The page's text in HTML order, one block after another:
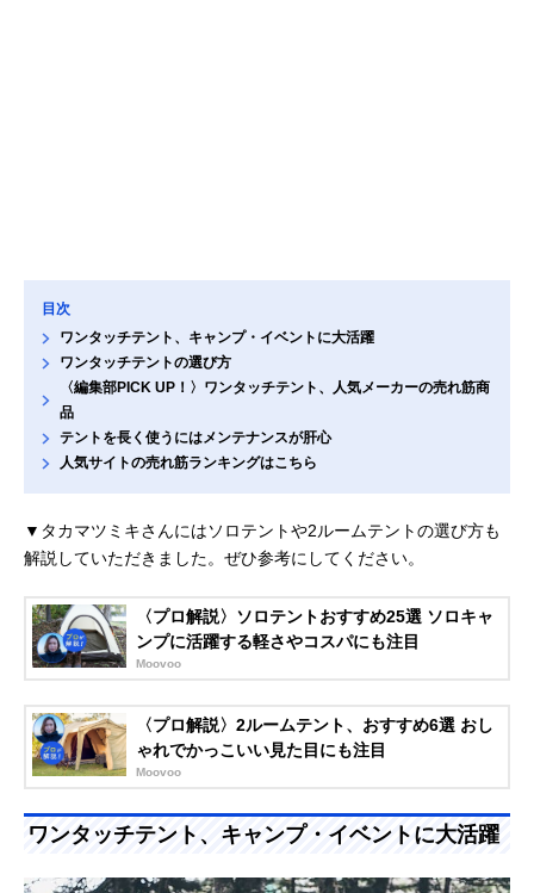
目次
ワンタッチテント、キャンプ・イベントに大活躍
ワンタッチテントの選び方
〈編集部PICK UP！〉ワンタッチテント、人気メーカーの売れ筋商
品
テントを長く使うにはメンテナンスが肝心
人気サイトの売れ筋ランキングはこちら
▼タカマツミキさんにはソロテントや2ルームテントの選び方も
解説していただきました。ぜひ参考にしてください。
〈プロ解説〉ソロテントおすすめ25選 ソロキャ
ンプに活躍する軽さやコスパにも注目
Moovoo
〈プロ解説〉2ルームテント、おすすめ6選 おし
ゃれでかっこいい見た目にも注目
Moovoo
ワンタッチテント、キャンプ・イベントに大活躍